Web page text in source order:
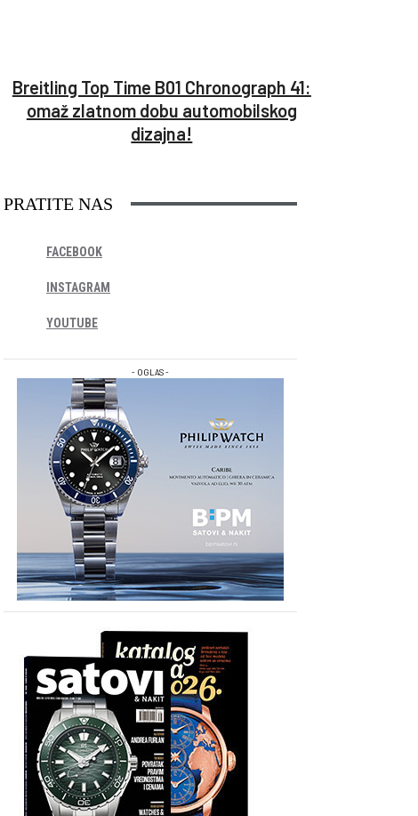
Breitling Top Time B01 Chronograph 41:
omaž zlatnom dobu automobilskog
dizajna!
PRATITE NAS
FACEBOOK
INSTAGRAM
YOUTUBE
- OGLAS -